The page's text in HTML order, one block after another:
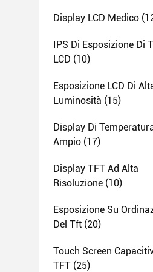
Display LCD Medico
IPS Di Esposizione Di
LCD (10)
Esposizione LCD Di
Luminosità (15)
Display Di
Ampio (17)
Display TFT Ad Alta
Risoluzione (10)
Esposizione Su
Del Tft (20)
Touch Screen
TFT (25)